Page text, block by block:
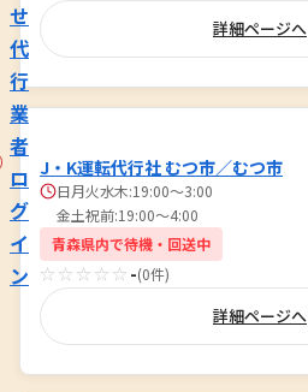
せ
代
行
業
者
ロ
グ
イ
ン
詳細ページへ
J・K運転代行社 むつ市／むつ市
日月火水木:19:00〜3:00
金土祝前:19:00〜4:00
青森県内で待機・回送中
☆☆☆☆☆ -(0件)
詳細ページへ